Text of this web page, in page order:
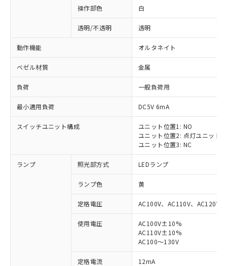
操作部色 白
透明/不透明 透明
動作機能 オルタネイト
ベゼル材質 金属
負荷 一般負荷用
最小適用負荷 DC5V 6mA
スイッチユニット構成
ユニット位置1: NO
ユニット位置2: 点灯ユニット
ユニット位置3: NC
ランプ 照光部方式 LEDランプ
ランプ色 黄
定格電圧 AC100V、AC110V、AC120V
使用電圧
AC100V±10%
AC110V±10%
AC100～130V
定格電流 12mA